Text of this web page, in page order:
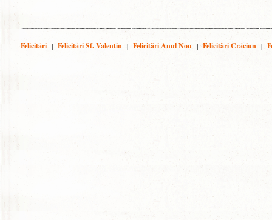
Felicitări | Felicitări Sf. Valentin | Felicitări Anul Nou | Felicitări Crăciun |